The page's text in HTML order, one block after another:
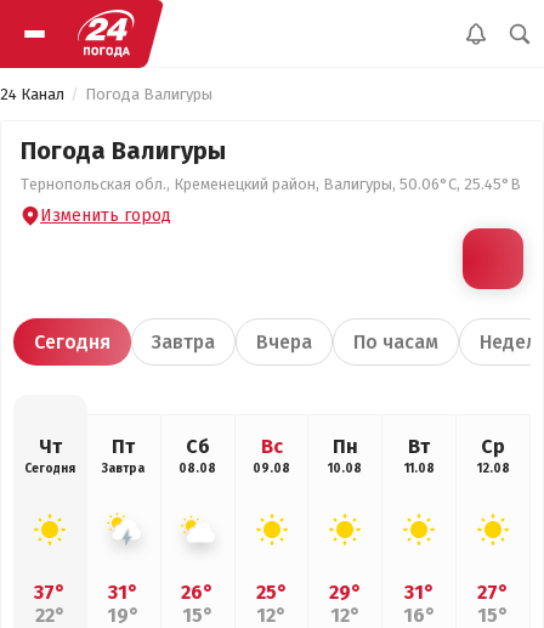
24 Канал Погода Валигуры
Погода Валигуры
Тернопольская обл., Кременецкий район, Валигуры, 50.06°С, 25.45°В
Изменить город
Сегодня Завтра Вчера По часам
Чт
Сегодня
37°
22°
Пт
Завтра
31°
19°
Сб
08.08
26°
15°
Вс
09.08
25°
12°
Пн
10.08
29°
12°
Вт
11.08
31°
16°
Ср
12.08
27°
15°